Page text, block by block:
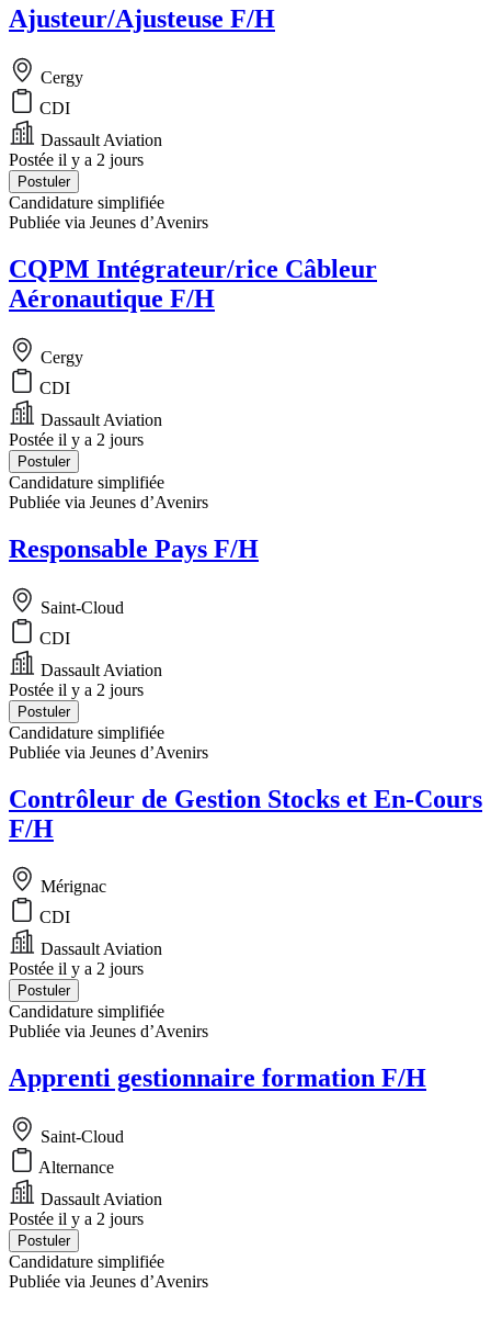
Ajusteur/Ajusteuse F/H
Cergy
CDI
Dassault Aviation
Postée il y a 2 jours
Postuler
Candidature simplifiée
Publiée via Jeunes d’Avenirs
CQPM Intégrateur/rice Câbleur
Aéronautique F/H
Cergy
CDI
Dassault Aviation
Postée il y a 2 jours
Postuler
Candidature simplifiée
Publiée via Jeunes d’Avenirs
Responsable Pays F/H
Saint-Cloud
CDI
Dassault Aviation
Postée il y a 2 jours
Postuler
Candidature simplifiée
Publiée via Jeunes d’Avenirs
Contrôleur de Gestion Stocks et En-Cours
F/H
Mérignac
CDI
Dassault Aviation
Postée il y a 2 jours
Postuler
Candidature simplifiée
Publiée via Jeunes d’Avenirs
Apprenti gestionnaire formation F/H
Saint-Cloud
Alternance
Dassault Aviation
Postée il y a 2 jours
Postuler
Candidature simplifiée
Publiée via Jeunes d’Avenirs